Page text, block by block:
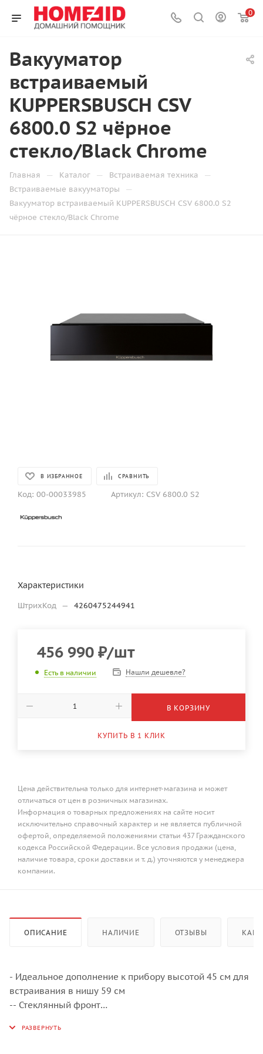
0
Вакууматор
встраиваемый
KUPPERSBUSCH CSV
6800.0 S2 чёрное
стекло/Black Chrome
Главная — Каталог — Встраиваемая техника —
Встраиваемые вакууматоры —
Вакууматор встраиваемый KUPPERSBUSCH CSV 6800.0 S2
чёрное стекло/Black Chrome
В ИЗБРАННОЕ СРАВНИТЬ
Код: 00-00033985 Артикул: CSV 6800.0 S2
Характеристики
ШтрихКод — 4260475244941
456 990 ₽/шт
Есть в наличии Нашли дешевле?
В КОРЗИНУ
КУПИТЬ В 1 КЛИК
Цена действительна только для интернет-магазина и может
отличаться от цен в розничных магазинах.
Информация о товарных предложениях на сайте носит
исключительно справочный характер и не является публичной
офертой, определяемой положениями статьи 437 Гражданского
кодекса Российской Федерации. Все условия продажи (цена,
наличие товара, сроки доставки и т. д.) уточняются у менеджера
компании.
ОПИСАНИЕ НАЛИЧИЕ ОТЗЫВЫ КАК
- Идеальное дополнение к прибору высотой 45 см для
встраивания в нишу 59 см
-- Стеклянный фронт
фронта для использования с мебельным фасадом